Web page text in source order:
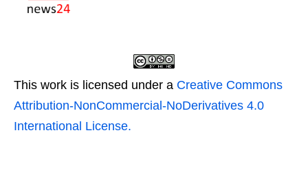
This work is licensed under a Creative Commons
Attribution-NonCommercial-NoDerivatives 4.0
International License.